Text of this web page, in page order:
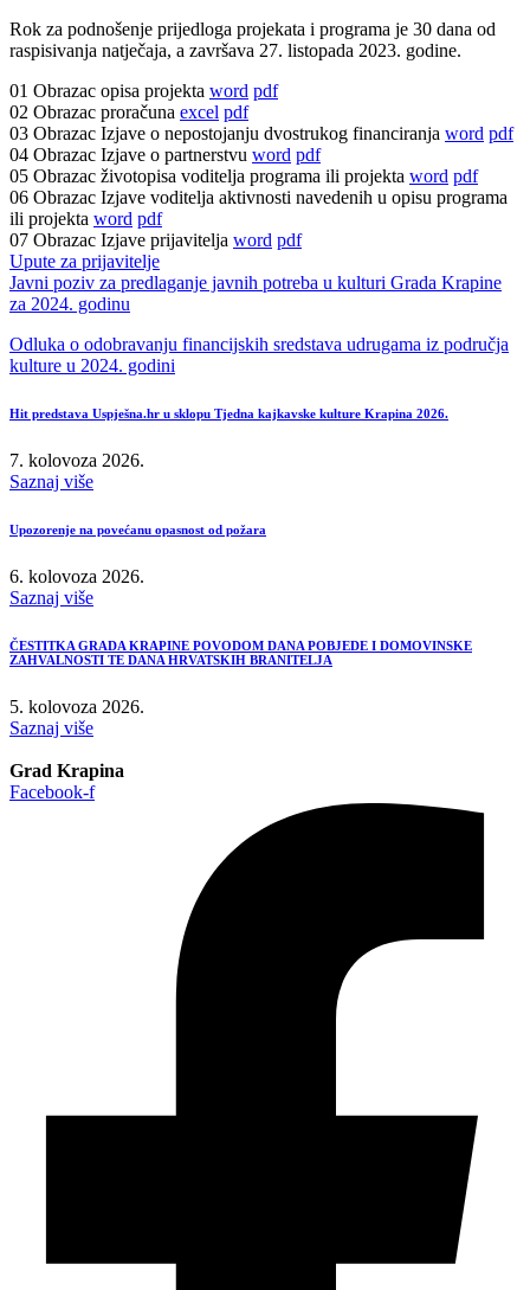
Rok za podnošenje prijedloga projekata i programa je 30 dana od
raspisivanja natječaja, a završava 27. listopada 2023. godine.
01 Obrazac opisa projekta word pdf
02 Obrazac proračuna excel pdf
03 Obrazac Izjave o nepostojanju dvostrukog financiranja word pdf
04 Obrazac Izjave o partnerstvu word pdf
05 Obrazac životopisa voditelja programa ili projekta word pdf
06 Obrazac Izjave voditelja aktivnosti navedenih u opisu programa
ili projekta word pdf
07 Obrazac Izjave prijavitelja word pdf
Upute za prijavitelje
Javni poziv za predlaganje javnih potreba u kulturi Grada Krapine
za 2024. godinu
Odluka o odobravanju financijskih sredstava udrugama iz područja
kulture u 2024. godini
Hit predstava Uspješna.hr u sklopu Tjedna kajkavske kulture Krapina 2026.
7. kolovoza 2026.
Saznaj više
Upozorenje na povećanu opasnost od požara
6. kolovoza 2026.
Saznaj više
ČESTITKA GRADA KRAPINE POVODOM DANA POBJEDE I DOMOVINSKE
ZAHVALNOSTI TE DANA HRVATSKIH BRANITELJA
5. kolovoza 2026.
Saznaj više
Grad Krapina
Facebook-f